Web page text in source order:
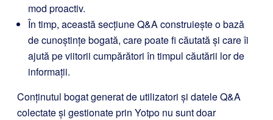
mod proactiv.
În timp, această secțiune Q&A construiește o bază
de cunoștințe bogată, care poate fi căutată și care îi
ajută pe viitorii cumpărători în timpul căutării lor de
informații.
Conținutul bogat generat de utilizatori și datele Q&A
colectate și gestionate prin Yotpo nu sunt doar